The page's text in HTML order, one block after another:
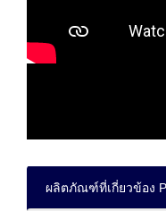
ผลิตภัณฑ์ที่เกี่ยวข้อง